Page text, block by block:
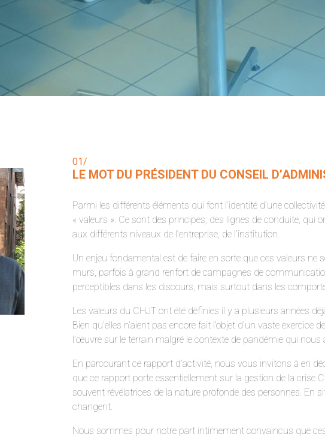
01/
LE MOT DU PRÉSIDENT DU CONSEIL
Parmi les différents éléments qui font l’identité d’une
« valeurs ». Ce sont des principes, des lignes de conduite, qui
aux différents niveaux de l’entreprise, de l’institution.
Un enjeu fondamental est de faire en sorte que ces valeurs
murs, parfois à grand renfort de campagnes de
perceptibles dans les discours, mais surtout dans les
Les valeurs du CHJT ont été définies il y a plusieurs années
Bien qu’elles n’aient pas encore fait l’objet d’un vaste
l’œuvre sur le terrain malgré le contexte de pandémie qui nous
En parcourant ce rapport d’activité, nous vous invitons à en
que ce rapport porte essentiellement sur la gestion de la crise
souvent révélatrices de la nature profonde des personnes. En
changent.
Nous sommes pour notre part intimement convaincus que